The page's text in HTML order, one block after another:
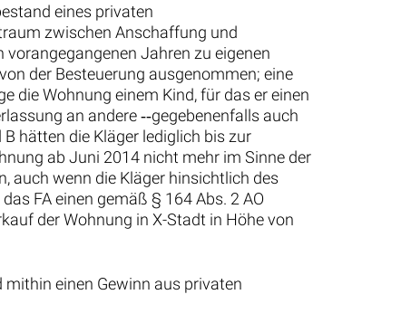
eines privaten
zwischen Anschaffung und
Jahren zu eigenen
der Besteuerung ausgenommen; eine
die Wohnung einem Kind, für das er einen
an andere ‑‑gegebenenfalls auch
hätten die Kläger lediglich bis zur
ab Juni 2014 nicht mehr im Sinne der
auch wenn die Kläger hinsichtlich des
FA einen gemäß § 164 Abs. 2 AO
der Wohnung in X-Stadt in Höhe von
einen Gewinn aus privaten